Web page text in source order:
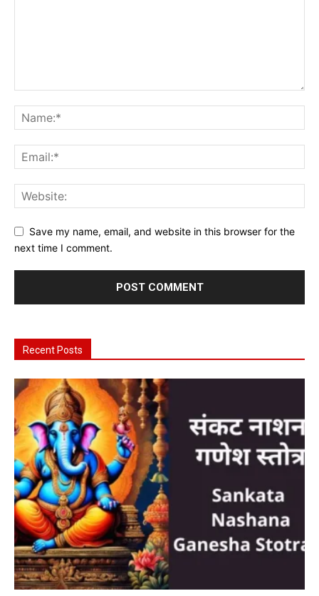
Save my name, email, and website in this browser for the
next time I comment.
Recent Posts